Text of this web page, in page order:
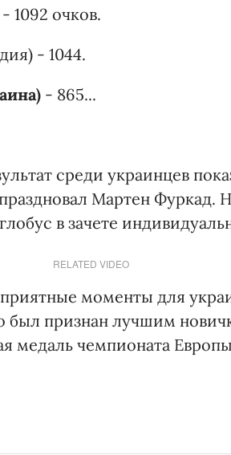
1092 очков.
- 1044.
- 865...
среди украинцев
Мартен
в зачете
RELATED VIDEO
моменты для
признан лучшим
медаль чемпионата